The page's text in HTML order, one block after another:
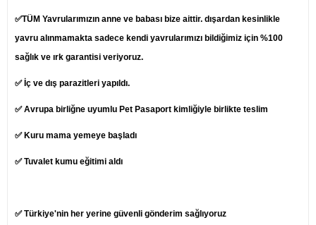
✅TÜM Yavrularımızın anne ve babası bize aittir. dışardan kesinlikle
yavru alınmamakta sadece kendi yavrularımızı bildiğimiz için %100
sağlık ve ırk garantisi veriyoruz.
✅ İç ve dış parazitleri yapıldı.
✅ Avrupa birliğne uyumlu Pet Pasaport kimliğiyle birlikte teslim
✅ Kuru mama yemeye başladı
✅ Tuvalet kumu eğitimi aldı
✅ Türkiye'nin her yerine güvenli gönderim sağlıyoruz